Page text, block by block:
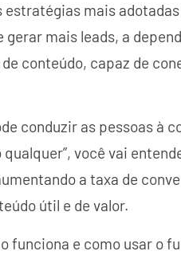
mais
mais leads, a
conteúdo, capaz de
conduzir as pessoas à
você vai
a taxa de
útil e de valor.
funciona e como usar o